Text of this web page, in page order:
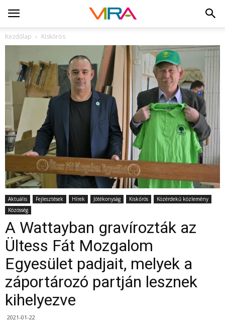
Kezdőlap Kiskőrös
Aktuális Fejlesztések Hírek Jótékonyság Kiskőrös
Közérdekű közlemény
Közösség
A Wattayban gravírozták az
Ültess Fát Mozgalom
Egyesület padjait, melyek a
záportározó partján lesznek
kihelyezve
2021-01-22